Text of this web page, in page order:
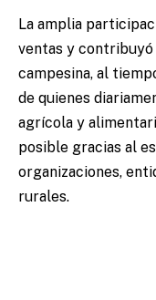
La amplia
ventas y
campesina, al
de quienes
agrícola y
posible gracias al
organizaciones,
rurales.